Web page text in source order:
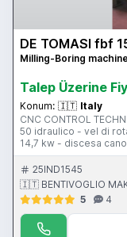
DE TOMASI fbf
Milling-Boring
Talep Üzerine
Konum: 🇮🇹 Italy
CNC CONTROL
50 idraulico - vel di
14,7 kw - discesa
su testa birotativa -
mandrino frontale
longitudinale 1600
verticale 1000 mm -
peso 7500 kg -
25IND1545
🇮🇹 BENTIVOGLIO
5
4